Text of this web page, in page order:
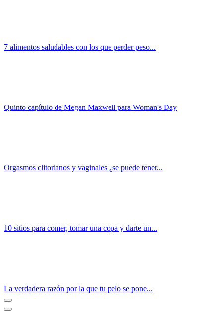
7 alimentos saludables con los que perder peso...
Quinto capítulo de Megan Maxwell para Woman's Day
Orgasmos clitorianos y vaginales ¿se puede tener...
10 sitios para comer, tomar una copa y darte un...
La verdadera razón por la que tu pelo se pone...